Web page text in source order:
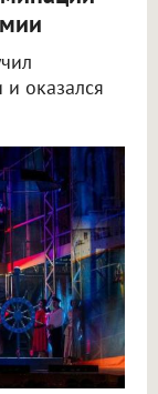
оказался